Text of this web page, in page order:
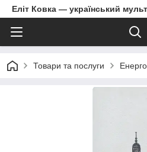
Еліт Ковка — український
Товари та послуги